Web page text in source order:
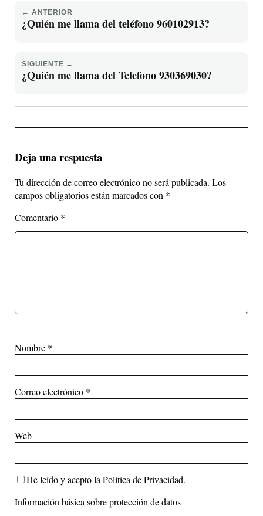
← ANTERIOR
¿Quién me llama del teléfono 960102913?
SIGUIENTE →
¿Quién me llama del Telefono 930369030?
Deja una respuesta
Tu dirección de correo electrónico no será publicada. Los
campos obligatorios están marcados con *
Comentario *
Nombre *
Correo electrónico *
Web
He leído y acepto la Política de Privacidad.
Información básica sobre protección de datos